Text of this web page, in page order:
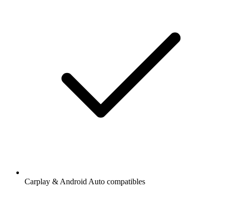
Carplay & Android Auto compatibles